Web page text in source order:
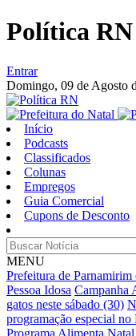
Política RN
Entrar
Domingo, 09 de Agosto
Início
Podcasts
Classificados
Colunas
Empregos
Guia Comercial
Cupons de Desconto
MENU
Prefeitura de Parnamirim
Pessoa Idosa Campanha
gatos neste sábado (30)
programação especial
Programa Alimenta